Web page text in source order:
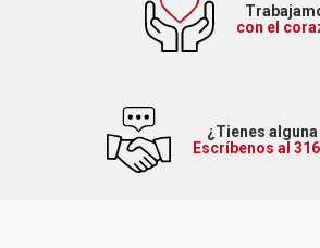
con el
¿Tienes
Escríbenos al